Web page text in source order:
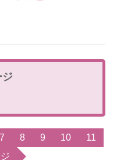
7 8 9 10
11